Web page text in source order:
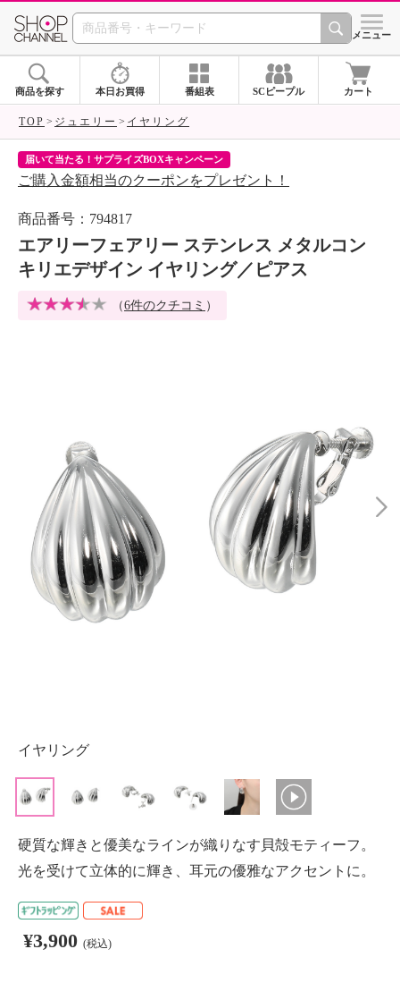
SHOP CHANNEL シメニュー
商品を探す 本日お買得 番組表 SCピープル カート
TOP ジュエリー イヤリング
届いて当たる！サプライズBOXキャンペーン
ご購入金額相当のクーポンをプレゼント！
商品番号：794817
エアリーフェアリー ステンレス メタルコン
キリエデザイン イヤリング／ピアス
（6件のクチコミ ）
イヤリング
硬質な輝きと優美なラインが織りなす貝殻モティーフ。
光を受けて立体的に輝き、耳元の優雅なアクセントに。
¥3,900 (税込)